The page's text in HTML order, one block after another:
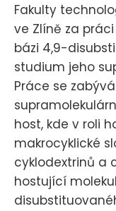
Fakulty
ve Zlíně za
bázi 4,9-
studium jeho
Práce se
host, kde v roli
makrocyklické
cyklodextrinů a
hostující